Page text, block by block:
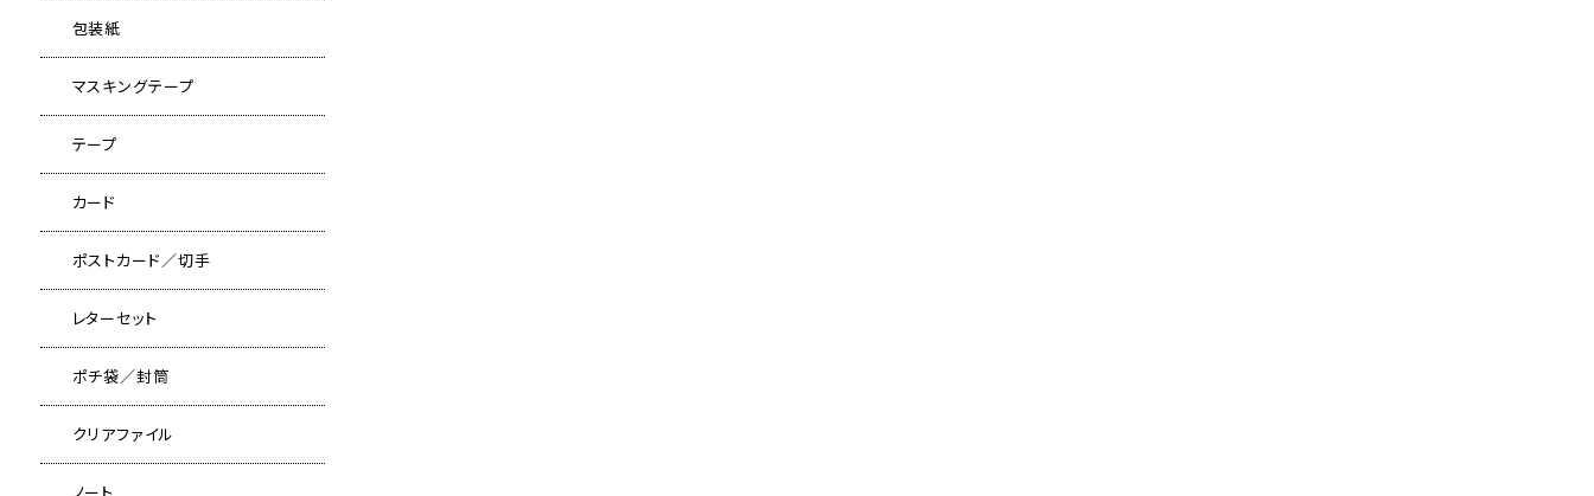
包装紙
マスキングテープ
テープ
カード
ポストカード／切手
レターセット
ポチ袋／封筒
クリアファイル